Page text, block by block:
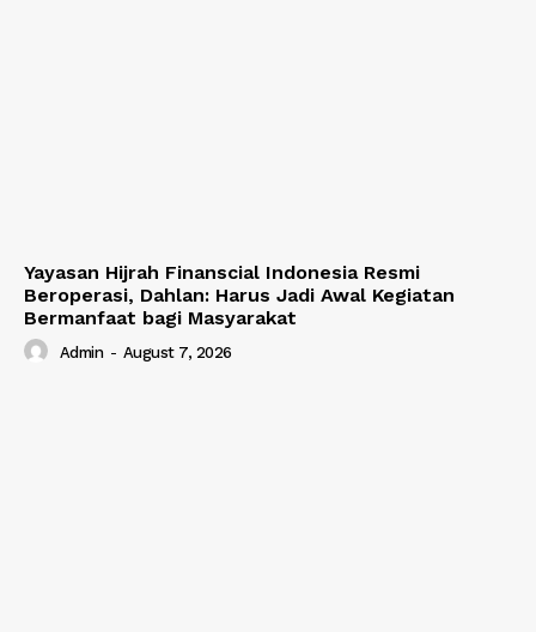
Yayasan Hijrah Finanscial Indonesia Resmi
Beroperasi, Dahlan: Harus Jadi Awal Kegiatan
Bermanfaat bagi Masyarakat
Admin - August 7, 2026